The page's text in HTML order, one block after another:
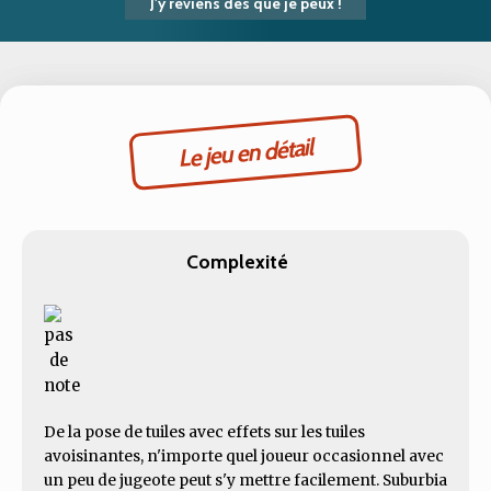
Le jeu en détail
Complexité
De la pose de tuiles avec effets sur les tuiles
avoisinantes, n'importe quel joueur occasionnel avec
un peu de jugeote peut s'y mettre facilement. Suburbia